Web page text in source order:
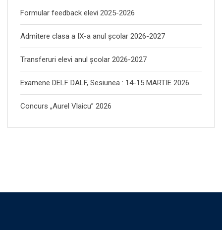
Formular feedback elevi 2025-2026
Admitere clasa a IX-a anul școlar 2026-2027
Transferuri elevi anul școlar 2026-2027
Examene DELF DALF, Sesiunea : 14-15 MARTIE 2026
Concurs „Aurel Vlaicu” 2026